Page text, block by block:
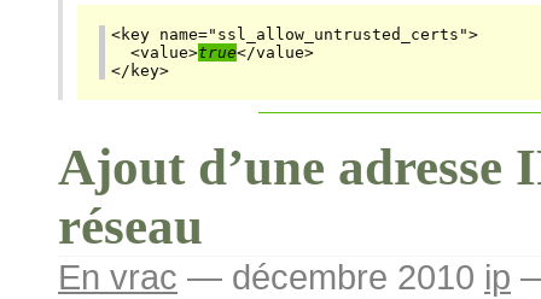
<key name="ssl_allow_untrusted_certs">
<value>true</value>
</key>
Ajout d’une adresse
réseau
En vrac — décembre 2010 ip